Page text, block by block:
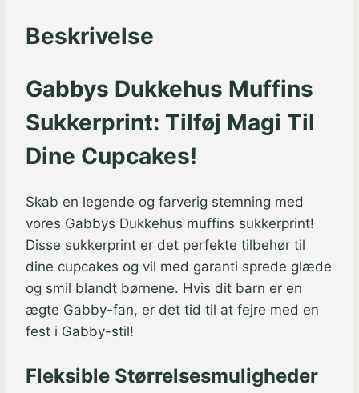
Beskrivelse
Gabbys Dukkehus Muffins
Sukkerprint: Tilføj Magi Til
Dine Cupcakes!
Skab en legende og farverig stemning med
vores Gabbys Dukkehus muffins sukkerprint!
Disse sukkerprint er det perfekte tilbehør til
dine cupcakes og vil med garanti sprede glæde
og smil blandt børnene. Hvis dit barn er en
ægte Gabby-fan, er det tid til at fejre med en
fest i Gabby-stil!
Fleksible Størrelsesmuligheder